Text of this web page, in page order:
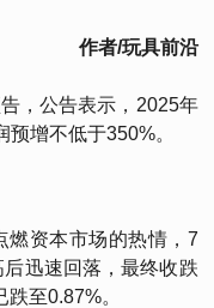
作者/玩具前沿
，公告表示，2025年
预增不低于350%。
燃资本市场的热情，7
迅速回落，最终收跌
至0.87%。